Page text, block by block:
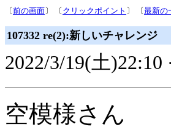
〔前の画面〕 〔 クリックポイント 〕 〔最新の
107332 re(2):新しいチャレンジ
2022/3/19(土)22:10
空模様さん